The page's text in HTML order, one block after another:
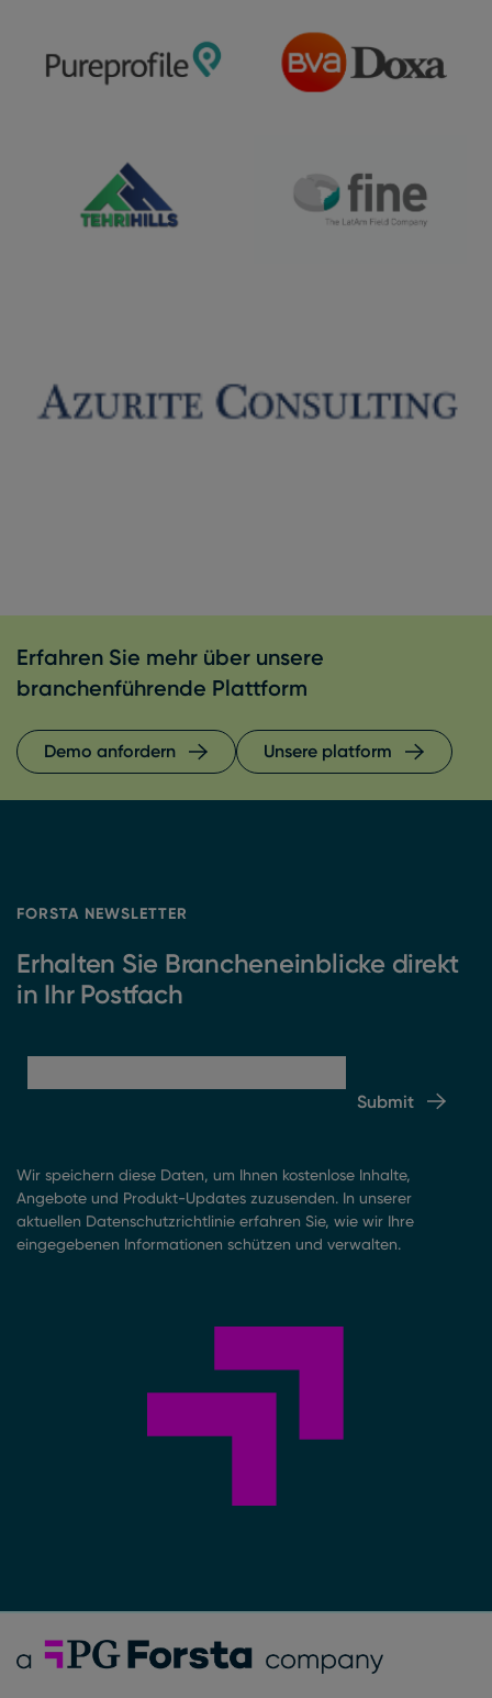
Erfahren Sie mehr über unsere
branchenführende Plattform
Demo anfordern Unsere platform
FORSTA NEWSLETTER
Erhalten Sie Brancheneinblicke direkt
in Ihr Postfach
Submit
Wir speichern diese Daten, um Ihnen kostenlose Inhalte,
Angebote und Produkt-Updates zuzusenden. In unserer
aktuellen Datenschutzrichtlinie erfahren Sie, wie wir Ihre
eingegebenen Informationen schützen und verwalten.
Forsta Deutsch